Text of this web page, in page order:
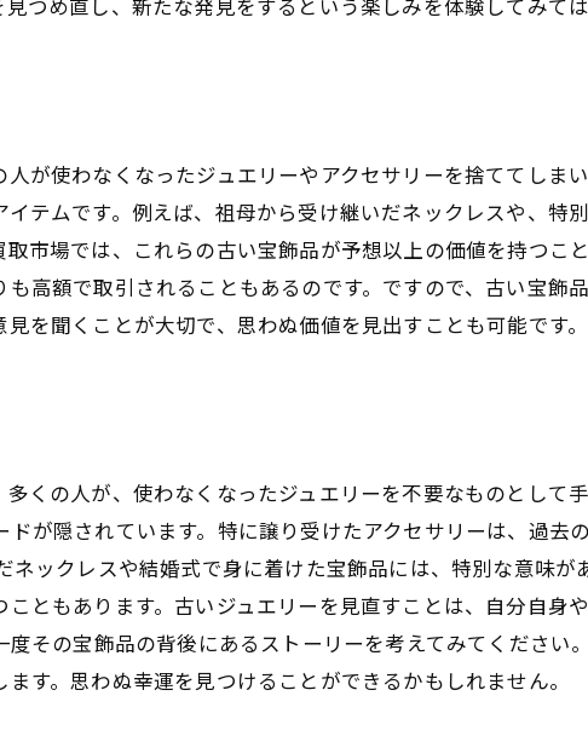
つめ直し、新たな発見をするという楽しみを体験してみて
が使わなくなったジュエリーやアクセサリーを捨ててしま
テムです。例えば、祖母から受け継いだネックレスや、特
市場では、これらの古い宝飾品が予想以上の価値を持つこ
高額で取引されることもあるのです。ですので、古い宝飾
を聞くことが大切で、思わぬ価値を見出すことも可能です。
くの人が、使わなくなったジュエリーを不要なものとして
が隠されています。特に譲り受けたアクセサリーは、過去
ックレスや結婚式で身に着けた宝飾品には、特別な意味が
ともあります。古いジュエリーを見直すことは、自分自身
その宝飾品の背後にあるストーリーを考えてみてください
す。思わぬ幸運を見つけることができるかもしれません。